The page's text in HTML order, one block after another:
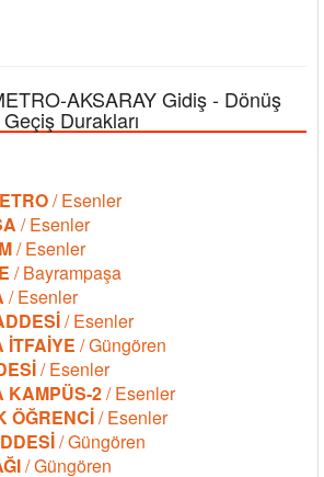
AKSARAY Gidiş - Dönüş
Durakları
/ Esenler
/ Esenler
/ Esenler
/ Bayrampaşa
/ Esenler
/ Esenler
İTFAİYE / Güngören
/ Esenler
KAMPÜS-2/ Esenler
ÖĞRENCİ/ Esenler
/ Güngören
/ Güngören